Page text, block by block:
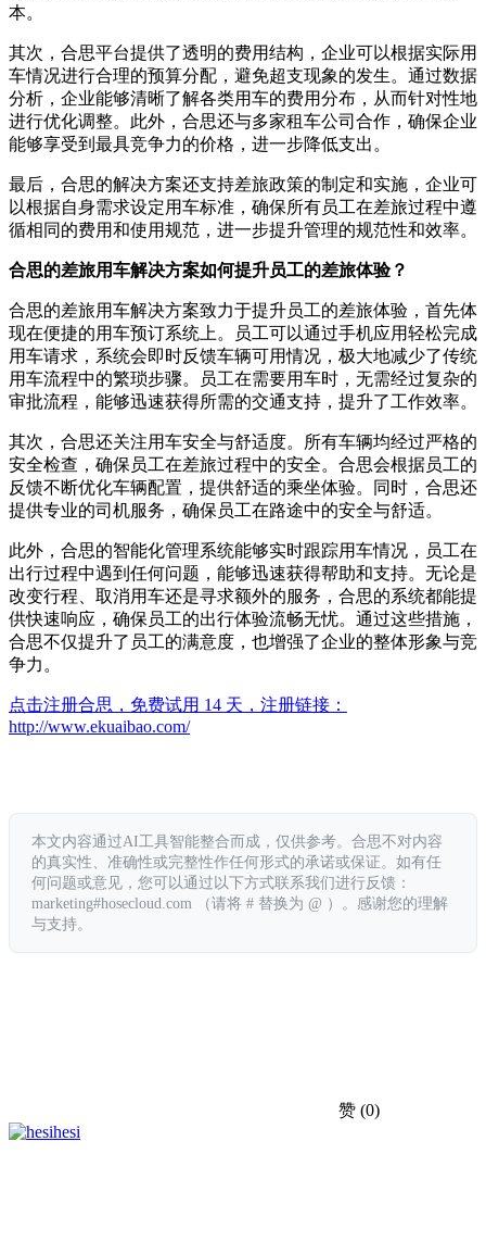
本。
其次，合思平台提供了透明的费用结构，企业可以根据实际用
车情况进行合理的预算分配，避免超支现象的发生。通过数据
分析，企业能够清晰了解各类用车的费用分布，从而针对性地
进行优化调整。此外，合思还与多家租车公司合作，确保企业
能够享受到最具竞争力的价格，进一步降低支出。
最后，合思的解决方案还支持差旅政策的制定和实施，企业可
以根据自身需求设定用车标准，确保所有员工在差旅过程中遵
循相同的费用和使用规范，进一步提升管理的规范性和效率。
合思的差旅用车解决方案如何提升员工的差旅体验？
合思的差旅用车解决方案致力于提升员工的差旅体验，首先体
现在便捷的用车预订系统上。员工可以通过手机应用轻松完成
用车请求，系统会即时反馈车辆可用情况，极大地减少了传统
用车流程中的繁琐步骤。员工在需要用车时，无需经过复杂的
审批流程，能够迅速获得所需的交通支持，提升了工作效率。
其次，合思还关注用车安全与舒适度。所有车辆均经过严格的
安全检查，确保员工在差旅过程中的安全。合思会根据员工的
反馈不断优化车辆配置，提供舒适的乘坐体验。同时，合思还
提供专业的司机服务，确保员工在路途中的安全与舒适。
此外，合思的智能化管理系统能够实时跟踪用车情况，员工在
出行过程中遇到任何问题，能够迅速获得帮助和支持。无论是
改变行程、取消用车还是寻求额外的服务，合思的系统都能提
供快速响应，确保员工的出行体验流畅无忧。通过这些措施，
合思不仅提升了员工的满意度，也增强了企业的整体形象与竞
争力。
点击注册合思，免费试用 14 天，注册链接：
http://www.ekuaibao.com/
本文内容通过AI工具智能整合而成，仅供参考。合思不对内容
的真实性、准确性或完整性作任何形式的承诺或保证。如有任
何问题或意见，您可以通过以下方式联系我们进行反馈：
marketing#hosecloud.com （请将 # 替换为 @ ）。感谢您的理解
与支持。
赞 (0)
hesi